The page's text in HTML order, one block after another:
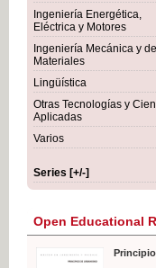
Ingeniería Energética,
Eléctrica y Motores
Ingeniería Mecánica y de
Materiales
Lingüística
Otras Tecnologías y
Aplicadas
Varios
Series [+/-]
Open Educational